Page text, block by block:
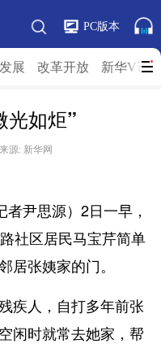
PC版本
展 改革开放 新华V访
光如炬”
源: 新华网
尹思源）2日一早，
社区居民马宝芹简单
居张姨家的门。
人，自打多年前张
闲时就常去她家，帮